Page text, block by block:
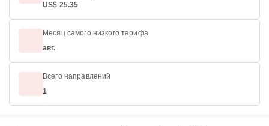
US$ 25.35
Месяц самого низкого тарифа
авг.
Всего направлений
1